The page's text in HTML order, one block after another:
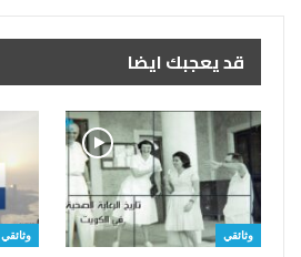
قد يعجبك ايضا
وثائقي وثائقي